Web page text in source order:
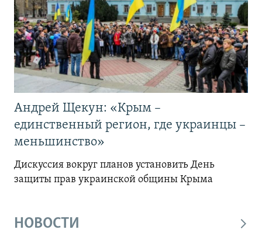
Андрей Щекун: «Крым –
единственный регион, где украинцы –
меньшинство»
Дискуссия вокруг планов установить День
защиты прав украинской общины Крыма
НОВОСТИ